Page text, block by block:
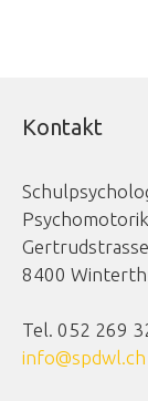
Kontakt
8400
Tel. 052 269
info@spdwl.ch